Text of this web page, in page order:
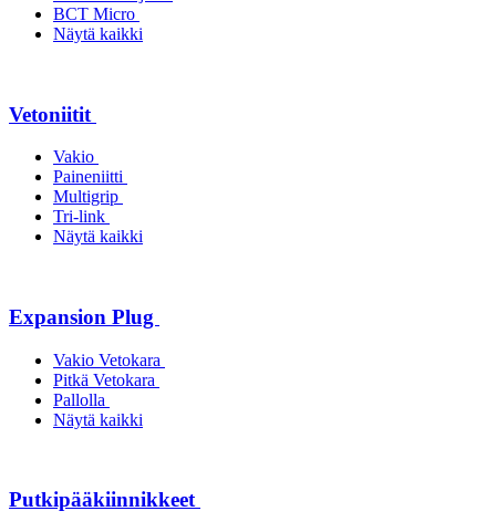
BCT Micro
Näytä kaikki
Vetoniitit
Vakio
Paineniitti
Multigrip
Tri-link
Näytä kaikki
Expansion Plug
Vakio Vetokara
Pitkä Vetokara
Pallolla
Näytä kaikki
Putkipääkiinnikkeet